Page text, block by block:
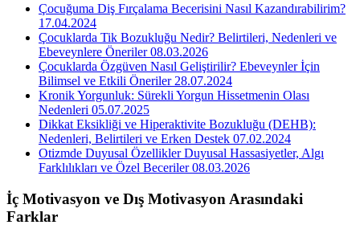
Çocuğuma Diş Fırçalama Becerisini Nasıl Kazandırabilirim?
17.04.2024
Çocuklarda Tik Bozukluğu Nedir? Belirtileri, Nedenleri ve
Ebeveynlere Öneriler 08.03.2026
Çocuklarda Özgüven Nasıl Geliştirilir? Ebeveynler İçin
Bilimsel ve Etkili Öneriler 28.07.2024
Kronik Yorgunluk: Sürekli Yorgun Hissetmenin Olası
Nedenleri 05.07.2025
Dikkat Eksikliği ve Hiperaktivite Bozukluğu (DEHB):
Nedenleri, Belirtileri ve Erken Destek 07.02.2024
Otizmde Duyusal Özellikler Duyusal Hassasiyetler, Algı
Farklılıkları ve Özel Beceriler 08.03.2026
İç Motivasyon ve Dış Motivasyon Arasındaki
Farklar